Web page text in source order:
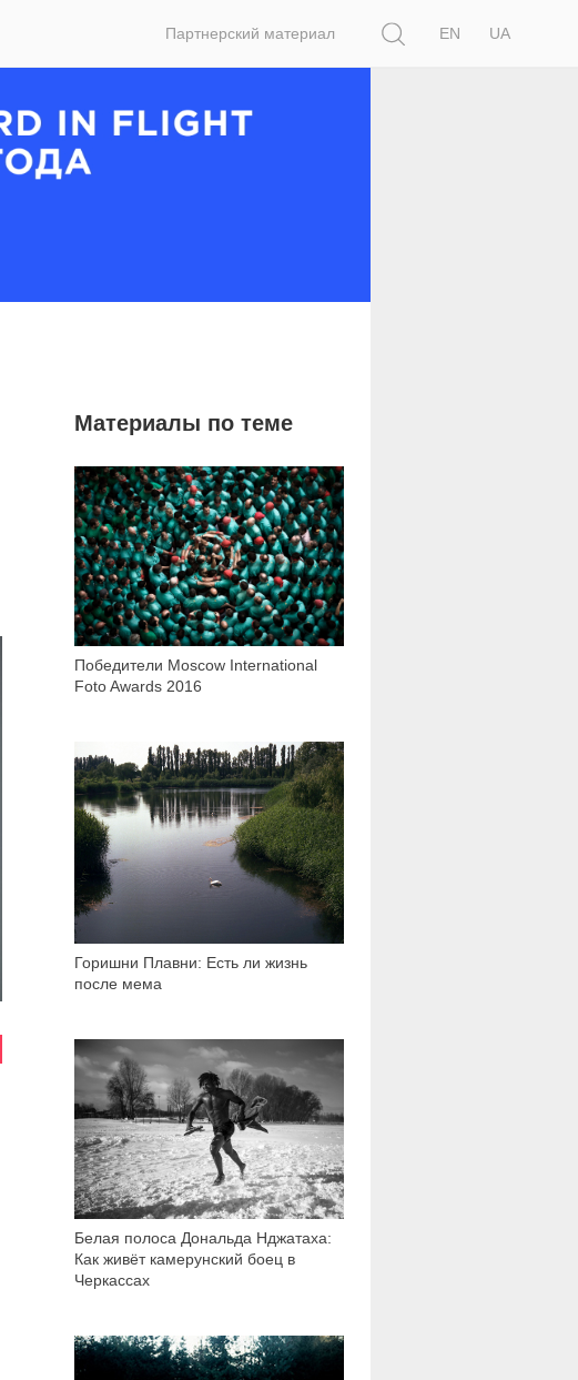
Партнерский материал
EN
UA
Материалы по теме
Победители Moscow International
Foto Awards 2016
1 390
Горишни Плавни: Есть ли жизнь
после мема
8 074
Белая полоса Дональда Нджатаха:
Как живёт камерунский боец в
Черкассах
23 527
2 829